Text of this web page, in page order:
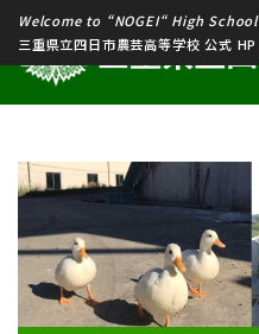
Welcome to “NOGEI“ High School
三重県立四日市農芸高等学校 公式 HP